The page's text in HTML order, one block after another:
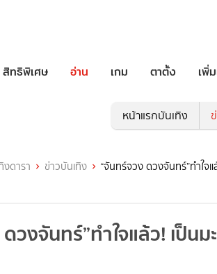
สิทธิพิเศษ อ่าน เกม ตาตั้ง เพิ่
หน้าแรกบันเทิง
งดารา ข่าวบันเทิง “จันทร์จวง ดวงจันทร์”ทำใจ
วงจันทร์”ทำใจแล้ว! เป็น